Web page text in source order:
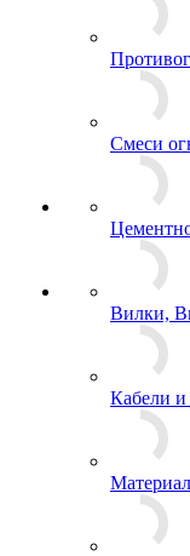
Смеси
Вилки,
Кабели и